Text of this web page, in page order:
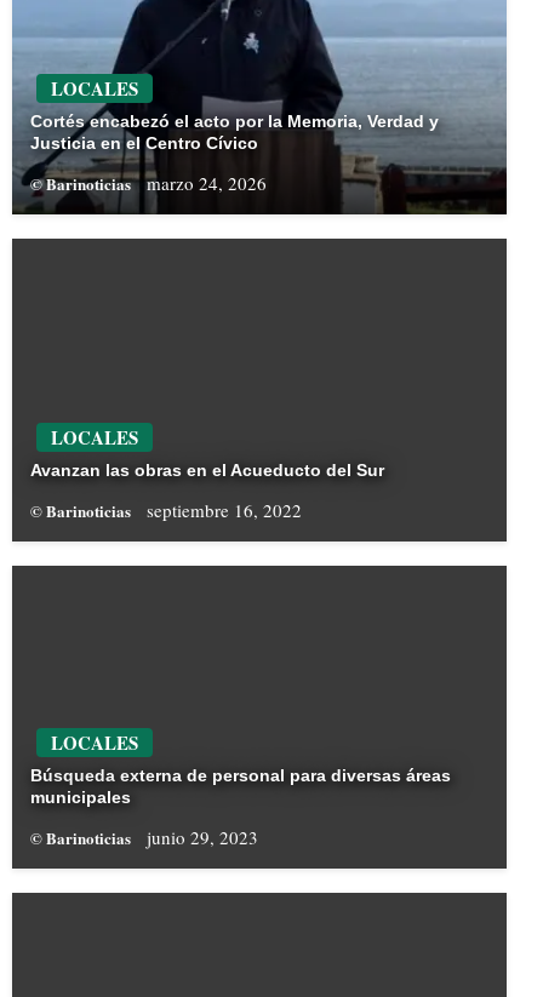
LOCALES
Cortés encabezó el acto por la Memoria, Verdad y
Justicia en el Centro Cívico
© Barinoticias marzo 24, 2026
LOCALES
Avanzan las obras en el Acueducto del Sur
© Barinoticias septiembre 16, 2022
LOCALES
Búsqueda externa de personal para diversas áreas
municipales
© Barinoticias junio 29, 2023